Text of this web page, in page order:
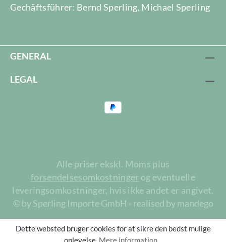
Gechäftsführer: Bernd Sperling, Michael Sperling
GENERAL
LEGAL
Alle priser ekskl. Moms plus
forsendelsesomkostninger og eventuelle
leveringsomkostninger, hvis ikke andet er angivet.
© by Sperling Importe GmbH - realised by mandego
Dette websted bruger cookies for at sikre den bedst mulige
oplevelse. Mere information...